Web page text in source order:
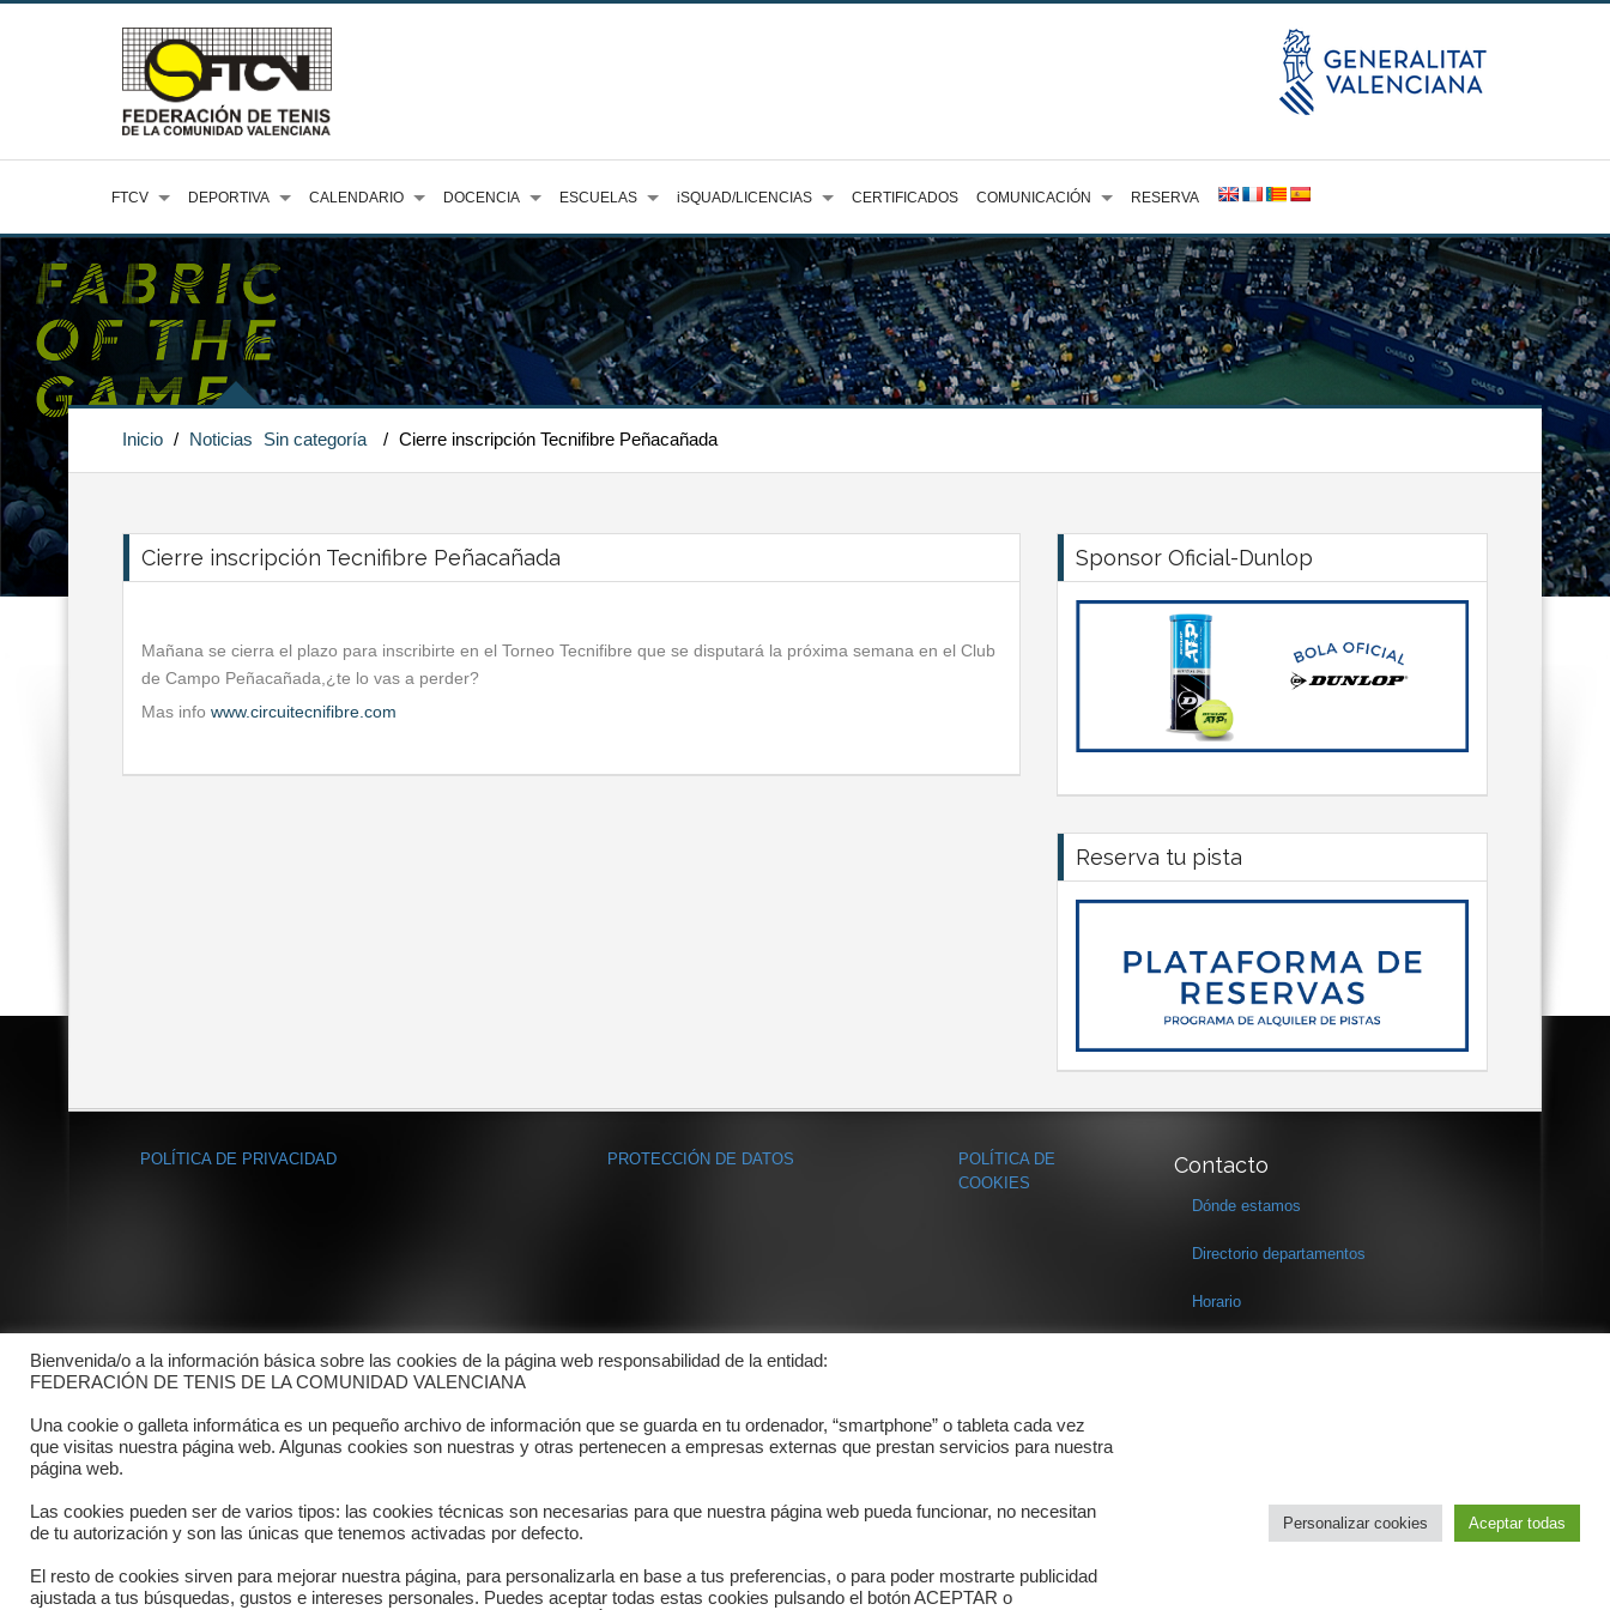
FTCV DEPORTIVA CALENDARIO DOCENCIA ESCUELAS iSQUAD/LICENCIAS CERTIFICADOS COMUNICACIÓN RESERVA
Inicio / Noticias Sin categoría / Cierre inscripción Tecnifibre Peñacañada
Cierre inscripción Tecnifibre Peñacañada
Mañana se cierra el plazo para inscribirte en el Torneo Tecnifibre que se disputará la próxima semana en el Club
de Campo Peñacañada,¿te lo vas a perder?
Mas info www.circuitecnifibre.com
Sponsor Oficial-Dunlop
Reserva tu pista
POLÍTICA DE PRIVACIDAD PROTECCIÓN DE DATOS
POLÍTICA DE
COOKIES
Contacto
Dónde estamos
Directorio departamentos
Horario
Copyright © 2025 FTCV
Bienvenida/o a la información básica sobre las cookies de la página web responsabilidad de la entidad:
FEDERACIÓN DE TENIS DE LA COMUNIDAD VALENCIANA
Una cookie o galleta informática es un pequeño archivo de información que se guarda en tu ordenador, “smartphone” o tableta cada vez
que visitas nuestra página web. Algunas cookies son nuestras y otras pertenecen a empresas externas que prestan servicios para nuestra
página web.
Las cookies pueden ser de varios tipos: las cookies técnicas son necesarias para que nuestra página web pueda funcionar, no necesitan
de tu autorización y son las únicas que tenemos activadas por defecto.
El resto de cookies sirven para mejorar nuestra página, para personalizarla en base a tus preferencias, o para poder mostrarte publicidad
ajustada a tus búsquedas, gustos e intereses personales. Puedes aceptar todas estas cookies pulsando el botón ACEPTAR o
Personalizar cookies Aceptar todas